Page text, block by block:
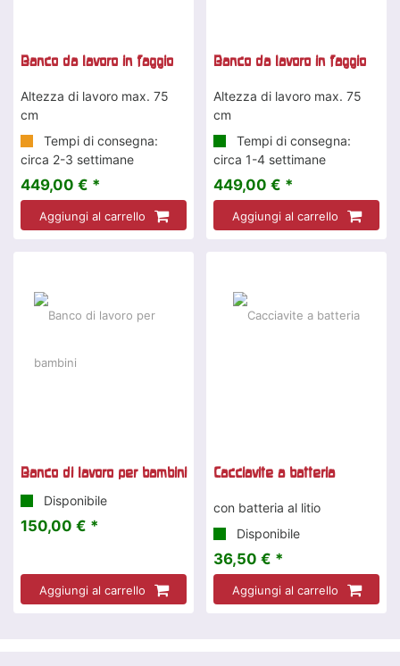
Banco da lavoro in faggio
Altezza di lavoro max. 75
cm
Tempi di consegna:
circa 2-3 settimane
449,00 € *
Aggiungi al carrello
Banco da lavoro in faggio
Altezza di lavoro max. 75
cm
Tempi di consegna:
circa 1-4 settimane
449,00 € *
Aggiungi al carrello
Banco di lavoro per bambini
Disponibile
150,00 € *
Aggiungi al carrello
Cacciavite a batteria
con batteria al litio
Disponibile
36,50 € *
Aggiungi al carrello